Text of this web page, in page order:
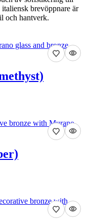
brevöppnare är
och hantverk.